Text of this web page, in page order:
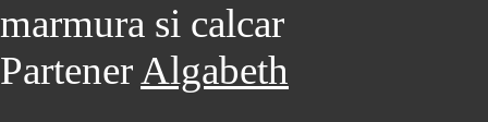
marmura si calcar
PartenerAlgabeth